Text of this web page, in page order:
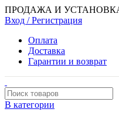
ПРОДАЖА И
Вход / Регистрация
Оплата
Доставка
Гарантии и возврат
В категории